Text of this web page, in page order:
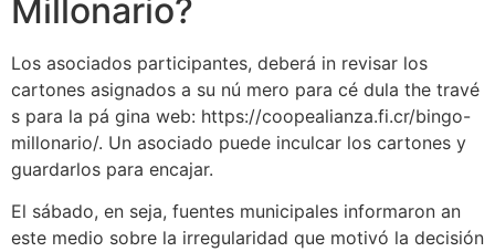
Millonario?
Los asociados participantes, deberá in revisar los
cartones asignados a su nú mero para cé dula the travé
s para la pá gina web: https://coopealianza.fi.cr/bingo-
millonario/. Un asociado puede inculcar los cartones y
guardarlos para encajar.
El sábado, en seja, fuentes municipales informaron an
este medio sobre la irregularidad que motivó la decisión